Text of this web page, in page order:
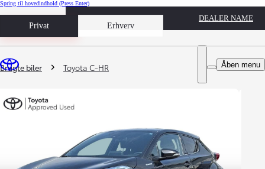
Spring til hovedindhold (Press Enter)
Privat Erhverv
Book prøvetur
DEALER NAME
Åben menu
Du er her
Brugte biler Toyota C-HR